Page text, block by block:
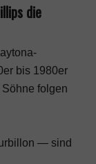
die
bis 1980er
folgen
— sind